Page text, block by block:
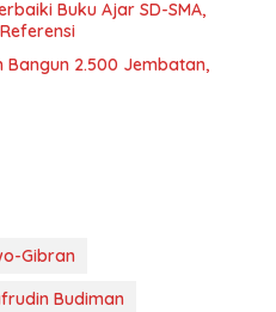
Buku Ajar SD-SMA,
Bangun 2.500 Jembatan,
Gibran
Budiman